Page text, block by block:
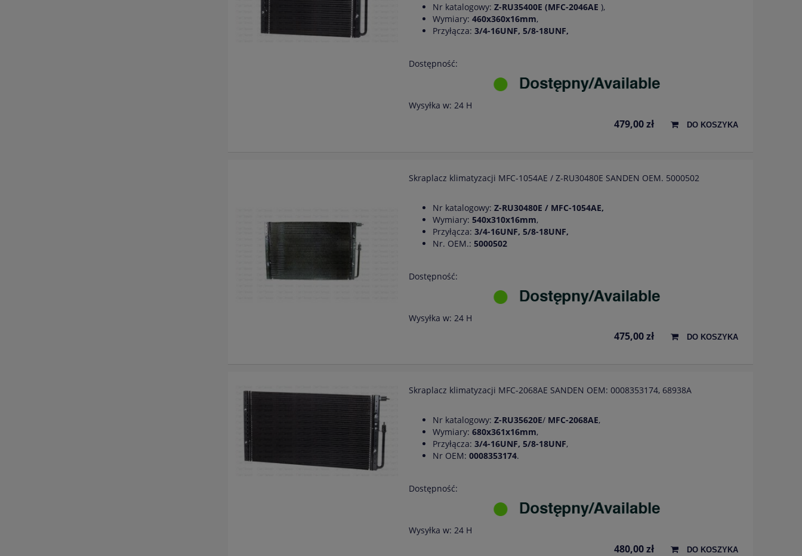
Nr katalogowy:Z-RU35400E (MFC-2046AE ),
Wymiary:460x360x16mm,
Przyłącza:3/4-16UNF, 5/8-18UNF,
Dostępność:
Wysyłka w: 24 H
479,00 zł DO KOSZYKA
Skraplacz klimatyzacji MFC-1054AE / Z-RU30480E SANDEN OEM. 5000502
Nr katalogowy:Z-RU30480E / MFC-1054AE,
Wymiary:540x310x16mm,
Przyłącza:3/4-16UNF, 5/8-18UNF,
Nr. OEM.:5000502
Dostępność:
Wysyłka w: 24 H
475,00 zł DO KOSZYKA
Skraplacz klimatyzacji MFC-2068AE SANDEN OEM: 0008353174, 68938A
Nr katalogowy:Z-RU35620E/ MFC-2068AE,
Wymiary:680x361x16mm,
Przyłącza:3/4-16UNF, 5/8-18UNF,
Nr OEM:0008353174.
Dostępność:
Wysyłka w: 24 H
480,00 zł DO KOSZYKA